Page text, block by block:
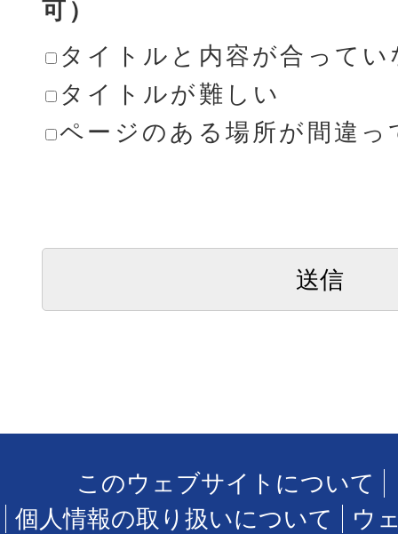
可）
タイトルと内容が合ってい
タイトルが難しい
ページのある場所が間違っ
このウェブサイトについて
個人情報の取り扱いについて
ウ